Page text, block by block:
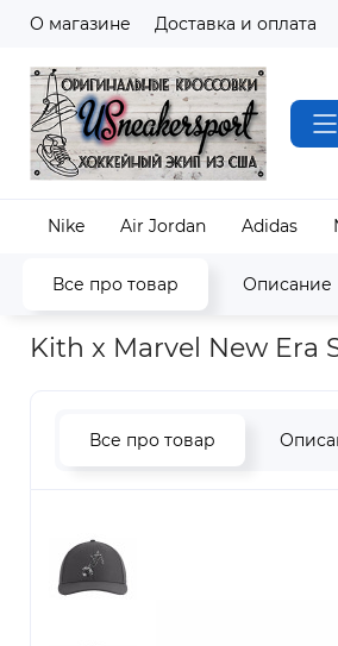
О магазине Доставка и оплата
Nike Air Jordan Adidas
Все про товар Описание
Наш магазин Одежда и
Kith x Marvel New Era
Все про товар